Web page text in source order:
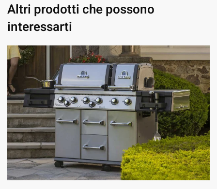
Altri prodotti che possono
interessarti